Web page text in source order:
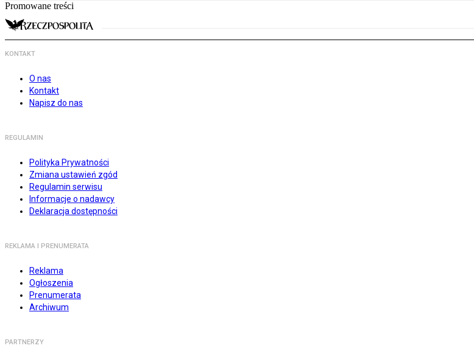
Promowane treści
KONTAKT
O nas
Kontakt
Napisz do nas
REGULAMIN
Polityka Prywatności
Zmiana ustawień zgód
Regulamin serwisu
Informacje o nadawcy
Deklaracja dostępności
REKLAMA I PRENUMERATA
Reklama
Ogłoszenia
Prenumerata
Archiwum
PARTNERZY